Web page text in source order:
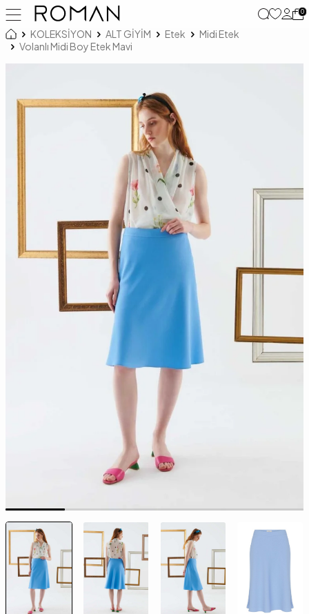
0
KOLEKSİYON ALT GİYİM Etek
Midi Etek
Volanlı Midi Boy Etek Mavi